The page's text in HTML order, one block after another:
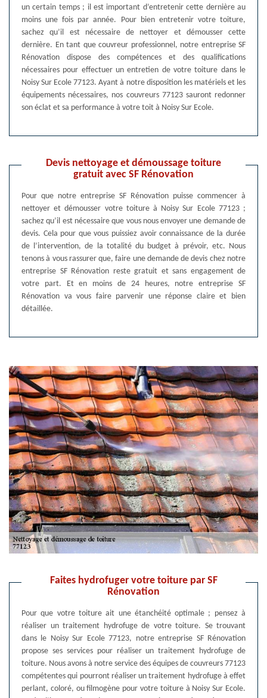
un certain temps ; il est important d’entretenir cette dernière au
moins une fois par année. Pour bien entretenir votre toiture,
sachez qu’il est nécessaire de nettoyer et démousser cette
dernière. En tant que couvreur professionnel, notre entreprise SF
Rénovation dispose des compétences et des qualifications
nécessaires pour effectuer un entretien de votre toiture dans le
Noisy Sur Ecole 77123. Ayant à notre disposition les matériels et les
équipements nécessaires, nos couvreurs 77123 sauront redonner
son éclat et sa performance à votre toit à Noisy Sur Ecole.
Devis nettoyage et démoussage toiture
gratuit avec SF Rénovation
Pour que notre entreprise SF Rénovation puisse commencer à
nettoyer et démousser votre toiture à Noisy Sur Ecole 77123 ;
sachez qu’il est nécessaire que vous nous envoyer une demande de
devis. Cela pour que vous puissiez avoir connaissance de la durée
de l’intervention, de la totalité du budget à prévoir, etc. Nous
tenons à vous rassurer que, faire une demande de devis chez notre
entreprise SF Rénovation reste gratuit et sans engagement de
votre part. Et en moins de 24 heures, notre entreprise SF
Rénovation va vous faire parvenir une réponse claire et bien
détaillée.
Faites hydrofuger votre toiture par SF
Rénovation
Pour que votre toiture ait une étanchéité optimale ; pensez à
réaliser un traitement hydrofuge de votre toiture. Se trouvant
dans le Noisy Sur Ecole 77123, notre entreprise SF Rénovation
propose ses services pour réaliser un traitement hydrofuge de
toiture. Nous avons à notre service des équipes de couvreurs 77123
compétentes qui pourront réaliser un traitement hydrofuge à effet
perlant, coloré, ou filmogène pour votre toiture à Noisy Sur Ecole.